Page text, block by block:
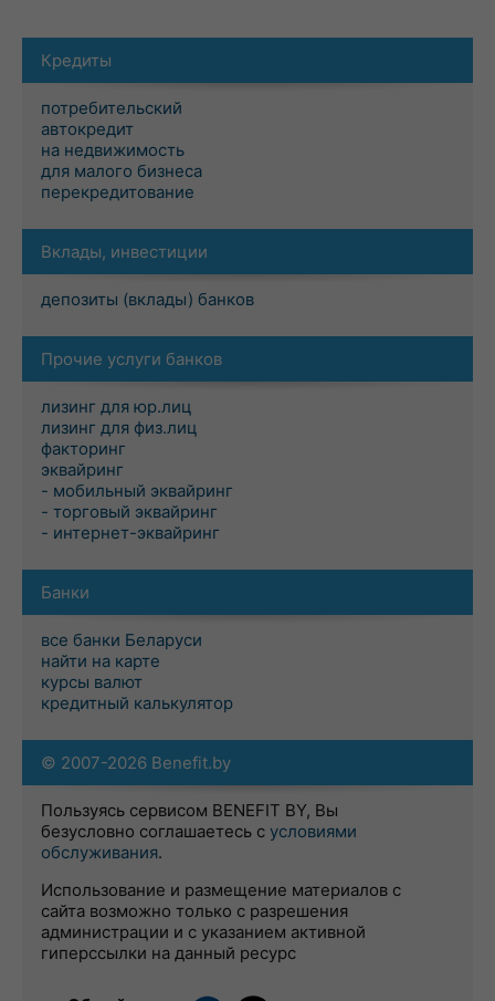
Кредиты
потребительский
автокредит
на недвижимость
для малого бизнеса
перекредитование
Вклады, инвестиции
депозиты (вклады) банков
Прочие услуги банков
лизинг для юр.лиц
лизинг для физ.лиц
факторинг
эквайринг
- мобильный эквайринг
- торговый эквайринг
- интернет-эквайринг
Банки
все банки Беларуси
найти на карте
курсы валют
кредитный калькулятор
© 2007-2026 Benefit.by
Пользуясь сервисом BENEFIT BY, Вы
безусловно соглашаетесь с условиями
обслуживания.
Использование и размещение материалов с
сайта возможно только с разрешения
администрации и с указанием активной
гиперссылки на данный ресурс